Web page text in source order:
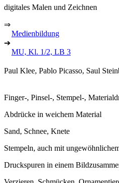
digitales Malen und Zeichnen
⇒
Medienbildung
➔
MU, Kl. 1/2, LB 3
Paul Klee, Pablo Picasso, Saul
Finger-, Pinsel-, Stempel-,
Abdrücke in weichem Material
Sand, Schnee, Knete
Stempeln, auch mit
Druckspuren in einem